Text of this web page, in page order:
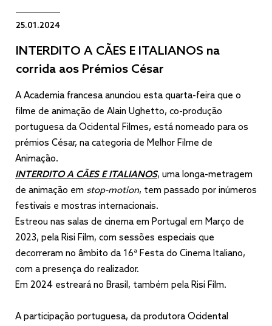
25.01.2024
INTERDITO A CÃES E ITALIANOS na
corrida aos Prémios César
A Academia francesa anunciou esta quarta-feira que o
filme de animação de Alain Ughetto, co-produção
portuguesa da Ocidental Filmes, está nomeado para os
prémios César, na categoria de Melhor Filme de
Animação.
INTERDITO A CÃES E ITALIANOS, uma longa-metragem
de animação em stop-motion, tem passado por inúmeros
festivais e mostras internacionais.
Estreou nas salas de cinema em Portugal em Março de
2023, pela Risi Film, com sessões especiais que
decorreram no âmbito da 16ª Festa do Cinema Italiano,
com a presença do realizador.
Em 2024 estreará no Brasil, também pela Risi Film.
A participação portuguesa, da produtora Ocidental